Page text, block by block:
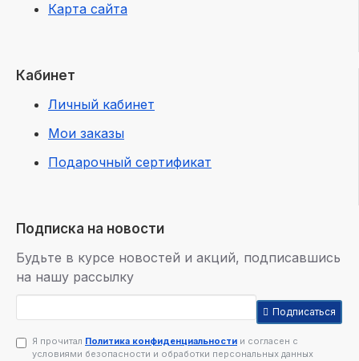
Карта сайта
Кабинет
Личный кабинет
Мои заказы
Подарочный сертификат
Подписка на новости
Будьте в курсе новостей и акций, подписавшись
на нашу рассылку
Подписаться
Я прочитал Политика конфиденциальности и согласен с
условиями безопасности и обработки персональных данных